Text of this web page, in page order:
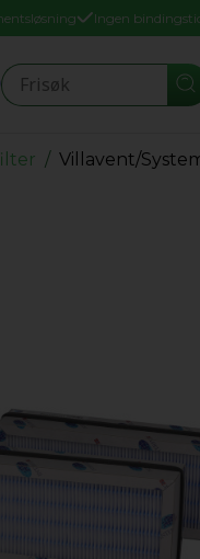
Ingen
Seearch
Villavent/